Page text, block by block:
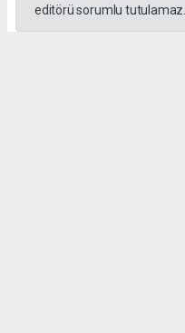
editörü sorumlu tutulamaz...